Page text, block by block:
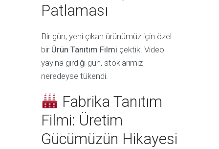
Patlaması
Bir gün, yeni çıkan ürünümüz için özel
bir Ürün Tanıtım Filmi çektik. Video
yayına girdiği gün, stoklarımız
neredeyse tükendi.
Fabrika Tanıtım
Filmi: Üretim
Gücümüzün Hikayesi